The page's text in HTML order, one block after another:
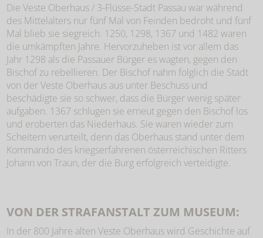
Die Veste Oberhaus / 3-Flüsse-Stadt Passau war während
des Mittelalters nur fünf Mal von Feinden bedroht und fünf
Mal blieb sie siegreich. 1250, 1298, 1367 und 1482 waren
die umkämpften Jahre. Hervorzuheben ist vor allem das
Jahr 1298 als die Passauer Bürger es wagten, gegen den
Bischof zu rebellieren. Der Bischof nahm folglich die Stadt
von der Veste Oberhaus aus unter Beschuss und
beschädigte sie so schwer, dass die Bürger wenig später
aufgaben. 1367 schlugen sie erneut gegen den Bischof los
und eroberten das Niederhaus. Sie waren wieder zum
Scheitern verurteilt, denn das Oberhaus stand unter dem
Kommando des kriegserfahrenen österreichischen Ritters
Johann von Traun, der die Burg erfolgreich verteidigte.
VON DER STRAFANSTALT ZUM MUSEUM:
In der 800 Jahre alten Veste Oberhaus wird Geschichte auf